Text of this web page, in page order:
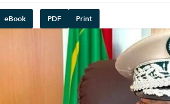
Print
PDF
eBook